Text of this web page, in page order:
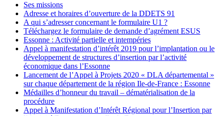
Ses missions
Adresse et horaires d’ouverture de la DDETS 91
A qui s’adresser concernant le formulaire U1 ?
Téléchargez le formulaire de demande d’agrément ESUS
Essonne : Activité partielle et intempéries
Appel à manifestation d’intérêt 2019 pour l’implantation ou le
développement de structures d’insertion par l’activité
économique dans l’Essonne
Lancement de l’Appel à Projets 2020 « DLA départemental »
sur chaque département de la région Ile-de-France : Essonne
Médailles d’honneur du travail – dématérialisation de la
procédure
Appel à Manifestation d’Intérêt Régional pour l’Insertion par